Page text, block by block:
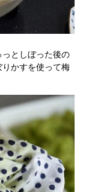
としぼった後の
かすを使って梅